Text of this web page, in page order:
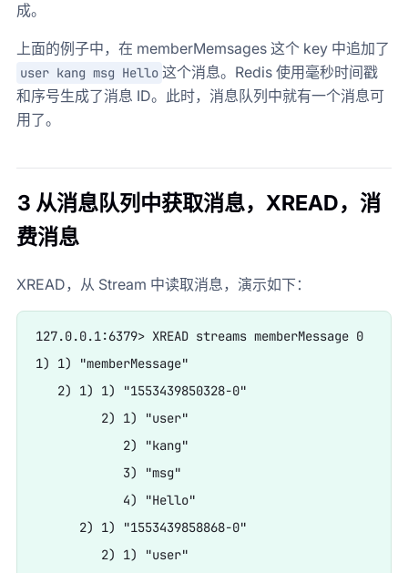
成。
上面的例子中，在 memberMemsages 这个 key 中追加了
user kang msg Hello 这个消息。Redis 使用毫秒时间戳
和序号生成了消息 ID。此时，消息队列中就有一个消息可
用了。
3 从消息队列中获取消息，XREAD，消
费消息
XREAD，从 Stream 中读取消息，演示如下：
127.0.0.1:6379> XREAD streams memberMessage 0
1) 1) "memberMessage"
   2) 1) 1) "1553439850328-0"
         2) 1) "user"
            2) "kang"
            3) "msg"
            4) "Hello"
      2) 1) "1553439858868-0"
         2) 1) "user"